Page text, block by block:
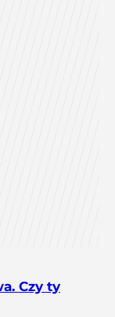
Czy ty